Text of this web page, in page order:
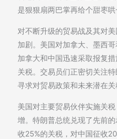
是狠狠扇两巴掌再给个甜枣哄
对不断升级的贸易战及其对
加剧。美国对加拿大、墨西
加拿大和中国迅速采取报复
关税。交易员们正密切关注
寻求对贸易政策和未来潜在
美国对主要贸易伙伴实施关
增。特朗普总统兑现了先前
收25%的关税，对中国征收